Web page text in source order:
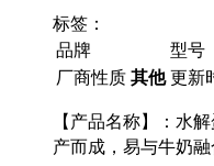
标签：
品牌
型号
厂商性质 其他 更新
【产品名称】：水
产而成，易与牛奶融